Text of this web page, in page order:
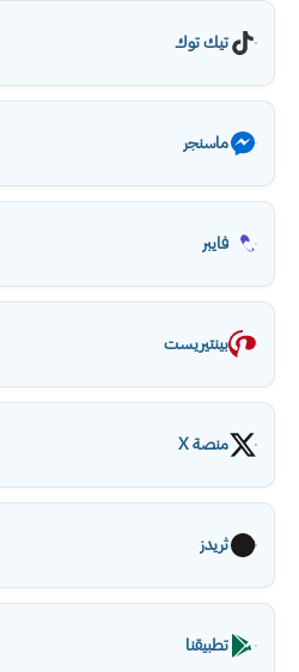
تيك توك
ماسنجر
فايبر
بينتيريست
منصة X
ثريدز
تطبيقنا